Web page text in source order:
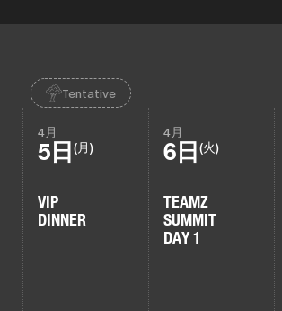
Tentative
4月
5日 (月)
VIP
DINNER
4月
6日 (火)
TEAMZ
SUMMIT
DAY 1